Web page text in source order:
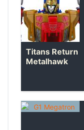
Titans Return
Metalhawk